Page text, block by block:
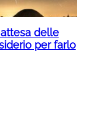
delle
per farlo